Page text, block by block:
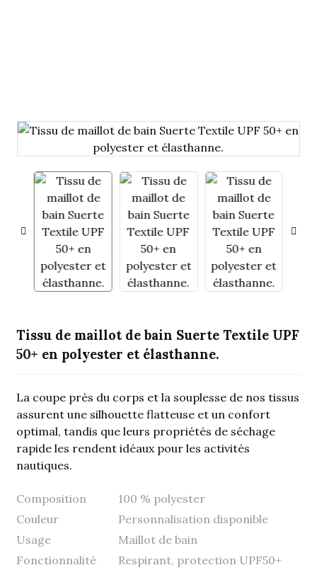
Tissu de maillot de bain Suerte Textile UPF
50+ en polyester et élasthanne.
La coupe près du corps et la souplesse de nos tissus
assurent une silhouette flatteuse et un confort
optimal, tandis que leurs propriétés de séchage
rapide les rendent idéaux pour les activités
nautiques.
Composition
100 % polyester
Couleur
Personnalisation disponible
Usage
Maillot de bain
Fonctionnalité
Respirant, protection UPF50+